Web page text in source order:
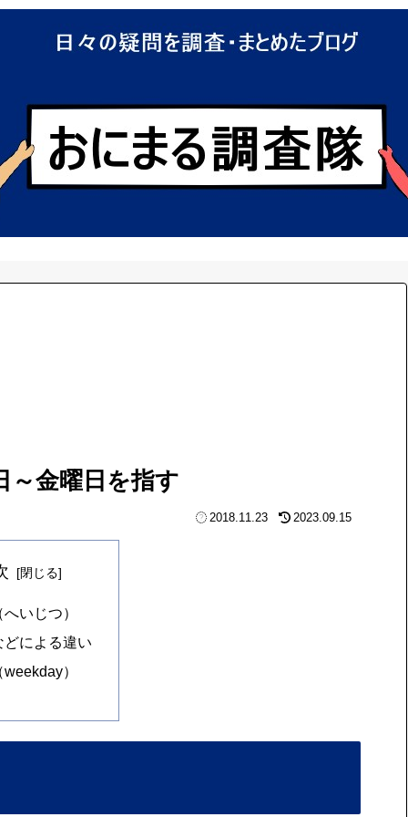
～金曜日を指す
2018.11.23 2023.09.15
いじつ）
どによる違い
）